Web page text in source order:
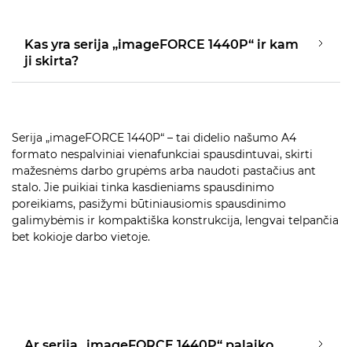
Kas yra serija „imageFORCE 1440P“ ir kam
ji skirta?
Serija „imageFORCE 1440P“ – tai didelio našumo A4
formato nespalviniai vienafunkciai spausdintuvai, skirti
mažesnėms darbo grupėms arba naudoti pastačius ant
stalo. Jie puikiai tinka kasdieniams spausdinimo
poreikiams, pasižymi būtiniausiomis spausdinimo
galimybėmis ir kompaktiška konstrukcija, lengvai telpančia
bet kokioje darbo vietoje.